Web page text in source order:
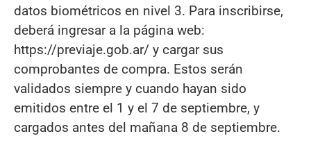
datos biométricos en nivel 3. Para inscribirse,
deberá ingresar a la página web:
https://previaje.gob.ar/ y cargar sus
comprobantes de compra. Estos serán
validados siempre y cuando hayan sido
emitidos entre el 1 y el 7 de septiembre, y
cargados antes del mañana 8 de septiembre.